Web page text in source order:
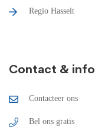
Regio Hasselt
Contact & info
Contacteer ons
Bel ons gratis